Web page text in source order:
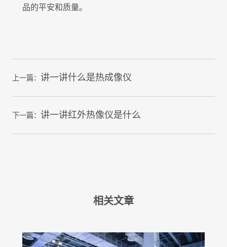
品的平安和质量。
上一篇： 讲一讲什么是热成像仪
下一篇： 讲一讲红外热像仪是什么
相关文章